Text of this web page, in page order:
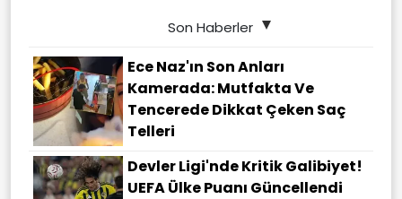
Son Haberler
Ece Naz'ın Son Anları
Kamerada: Mutfakta Ve
Tencerede Dikkat Çeken Saç
Telleri
Devler Ligi'nde Kritik Galibiyet!
UEFA Ülke Puanı Güncellendi